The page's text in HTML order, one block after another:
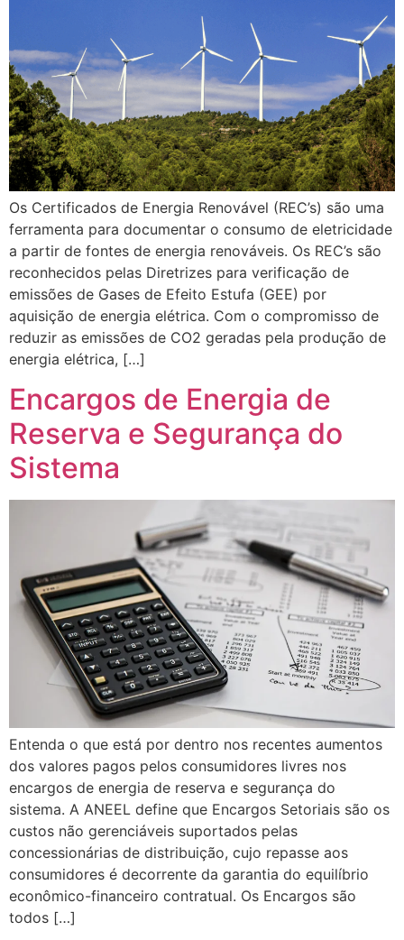
Os Certificados de Energia Renovável (REC’s) são uma
ferramenta para documentar o consumo de eletricidade
a partir de fontes de energia renováveis. Os REC’s são
reconhecidos pelas Diretrizes para verificação de
emissões de Gases de Efeito Estufa (GEE) por
aquisição de energia elétrica. Com o compromisso de
reduzir as emissões de CO2 geradas pela produção de
energia elétrica, […]
Encargos de Energia de
Reserva e Segurança do
Sistema
Entenda o que está por dentro nos recentes aumentos
dos valores pagos pelos consumidores livres nos
encargos de energia de reserva e segurança do
sistema. A ANEEL define que Encargos Setoriais são os
custos não gerenciáveis suportados pelas
concessionárias de distribuição, cujo repasse aos
consumidores é decorrente da garantia do equilíbrio
econômico-financeiro contratual. Os Encargos são
todos […]